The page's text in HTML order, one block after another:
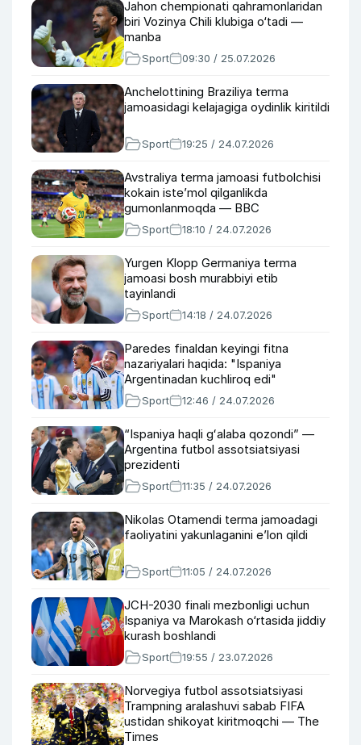
Jahon chempionati qahramonlaridan
biri Vozinya Chili klubiga o‘tadi —
manba
Sport 09:30 / 25.07.2026
Anchelottining Braziliya terma
jamoasidagi kelajagiga oydinlik kiritildi
Sport 19:25 / 24.07.2026
Avstraliya terma jamoasi futbolchisi
kokain iste’mol qilganlikda
gumonlanmoqda — BBC
Sport 18:10 / 24.07.2026
Yurgen Klopp Germaniya terma
jamoasi bosh murabbiyi etib
tayinlandi
Sport 14:18 / 24.07.2026
Paredes finaldan keyingi fitna
nazariyalari haqida: "Ispaniya
Argentinadan kuchliroq edi"
Sport 12:46 / 24.07.2026
“Ispaniya haqli gʻalaba qozondi” —
Argentina futbol assotsiatsiyasi
prezidenti
Sport 11:35 / 24.07.2026
Nikolas Otamendi terma jamoadagi
faoliyatini yakunlaganini eʼlon qildi
Sport 11:05 / 24.07.2026
JCH-2030 finali mezbonligi uchun
Ispaniya va Marokash o‘rtasida jiddiy
kurash boshlandi
Sport 19:55 / 23.07.2026
Norvegiya futbol assotsiatsiyasi
Trampning aralashuvi sabab FIFA
ustidan shikoyat kiritmoqchi — The
Times